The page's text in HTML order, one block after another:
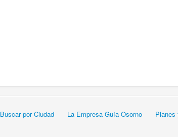
Buscar por Ciudad La Empresa Guía Osorno Planes